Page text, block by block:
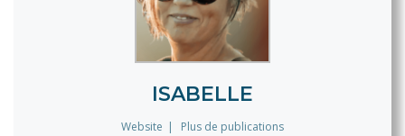
ISABELLE
Website | Plus de publications